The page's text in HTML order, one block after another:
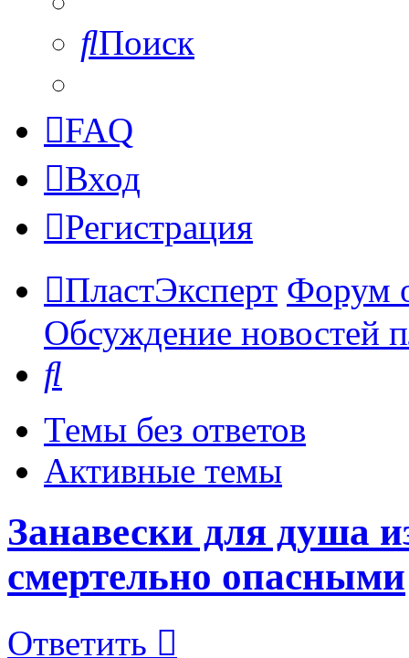
Поиск
FAQ
Вход
Регистрация
ПластЭксперт Форум
Обсуждение новостей
Темы без ответов
Активные темы
Занавески для душа
смертельно опасными
Ответить